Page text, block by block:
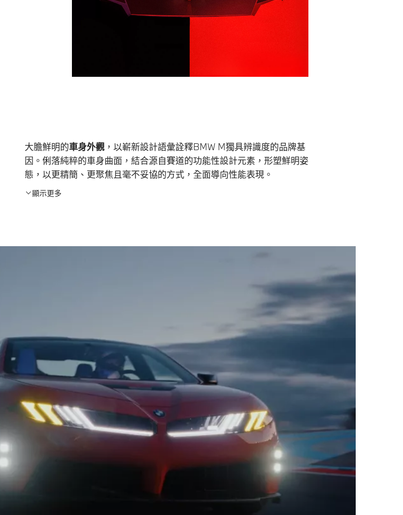
大膽鮮明的車身外觀 ，以嶄新設計語彙詮釋BMW M獨具辨識度的品牌基
因。俐落純粹的車身曲面，結合源自賽道的功能性設計元素，形塑鮮明姿
態，以更精簡、更聚焦且毫不妥協的方式，全面導向性能表現。
顯示更多